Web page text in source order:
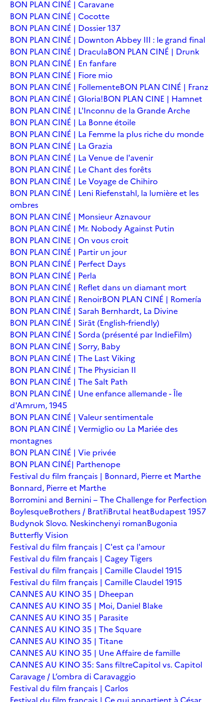
BON PLAN CINÉ | Caravane
BON PLAN CINÉ | Cocotte
BON PLAN CINÉ | Dossier 137
BON PLAN CINÉ | Downton Abbey III : le grand final
BON PLAN CINÉ | DraculaBON PLAN CINÉ | Drunk
BON PLAN CINÉ | En fanfare
BON PLAN CINÉ | Fiore mio
BON PLAN CINÉ | FollementeBON PLAN CINÉ | Franz
BON PLAN CINÉ | Gloria!BON PLAN CINE | Hamnet
BON PLAN CINÉ | L'Inconnu de la Grande Arche
BON PLAN CINÉ | La Bonne étoile
BON PLAN CINÉ | La Femme la plus riche du monde
BON PLAN CINÉ | La Grazia
BON PLAN CINÉ | La Venue de l'avenir
BON PLAN CINÉ | Le Chant des forêts
BON PLAN CINÉ | Le Voyage de Chihiro
BON PLAN CINÉ | Leni Riefenstahl, la lumière et les
ombres
BON PLAN CINÉ | Monsieur Aznavour
BON PLAN CINÉ | Mr. Nobody Against Putin
BON PLAN CINE | On vous croit
BON PLAN CINÉ | Partir un jour
BON PLAN CINÉ | Perfect Days
BON PLAN CINÉ | Perla
BON PLAN CINÉ | Reflet dans un diamant mort
BON PLAN CINÉ | RenoirBON PLAN CINÉ | Romería
BON PLAN CINÉ | Sarah Bernhardt, La Divine
BON PLAN CINÉ | Sirāt (English-friendly)
BON PLAN CINÉ | Sorda (présenté par IndieFilm)
BON PLAN CINÉ | Sorry, Baby
BON PLAN CINÉ | The Last Viking
BON PLAN CINÉ | The Physician II
BON PLAN CINÉ | The Salt Path
BON PLAN CINÉ | Une enfance allemande - Île
d'Amrum, 1945
BON PLAN CINÉ | Valeur sentimentale
BON PLAN CINÉ | Vermiglio ou La Mariée des
montagnes
BON PLAN CINÉ | Vie privée
BON PLAN CINÉ| Parthenope
Festival du film français | Bonnard, Pierre et Marthe
Bonnard, Pierre et Marthe
Borromini and Bernini – The Challenge for Perfection
BoylesqueBrothers / BratřiBrutal heatBudapest 1957
Budynok Slovo. Neskinchenyi romanBugonia
Butterfly Vision
Festival du film français | C'est ça l'amour
Festival du film français | Cagey Tigers
Festival du film français | Camille Claudel 1915
Festival du film français | Camille Claudel 1915
CANNES AU KINO 35 | Dheepan
CANNES AU KINO 35 | Moi, Daniel Blake
CANNES AU KINO 35 | Parasite
CANNES AU KINO 35 | The Square
CANNES AU KINO 35 | Titane
CANNES AU KINO 35 | Une Affaire de famille
CANNES AU KINO 35: Sans filtreCapitol vs. Capitol
Caravage / L’ombra di Caravaggio
Festival du film français | Carlos